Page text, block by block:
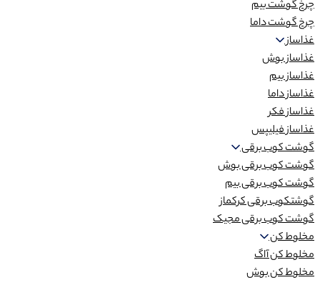
چرخ گوشت بیم
چرخ گوشت داما
غذاساز
غذاساز بوش
غذاساز بیم
غذاساز داما
غذاساز فکر
غذاساز فیلیپس
گوشت کوب برقی
گوشت کوب برقی بوش
گوشت کوب برقی بیم
گوشتکوب برقی کرکماز
گوشت کوب برقی مجیک
مخلوط کن
مخلوط کن آاگ
مخلوط کن بوش